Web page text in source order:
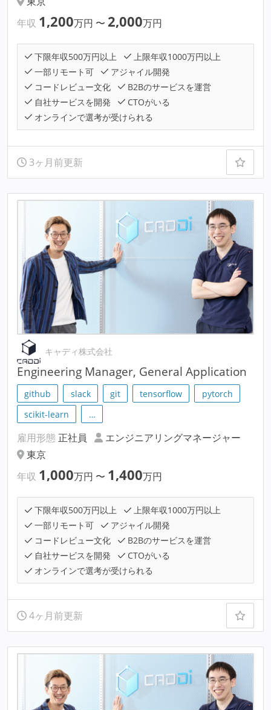
年収 1,200万円 〜 2,000万円
下限年収500万円以上
上限年収1000万円以上
一部リモート可
アジャイル開発
コードレビュー文化
B2Bのサービスを運営
自社サービスを開発
CTOがいる
オンラインで選考が受けられる
3ヶ月前更新
キャディ株式会社
Engineering Manager, General Application
github slack git tensorflow
pytorch
scikit-learn
…
雇用形態 正社員
エンジニアリングマネージャー
東京
年収 1,000万円 〜 1,400万円
下限年収500万円以上
上限年収1000万円以上
一部リモート可
アジャイル開発
コードレビュー文化
B2Bのサービスを運営
自社サービスを開発
CTOがいる
オンラインで選考が受けられる
4ヶ月前更新